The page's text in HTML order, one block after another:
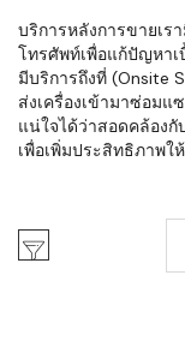
บริการหลังการขายเ
โทรศัพท์เพื่อแก้ปัญหา
มีบริการถึงที่ (Onsite
ส่งเครื่องเข้ามาซ่อมแ
แน่ใจได้ว่าสอดคล้อง
เพื่อเพิ่มประสิทธิภาพใ